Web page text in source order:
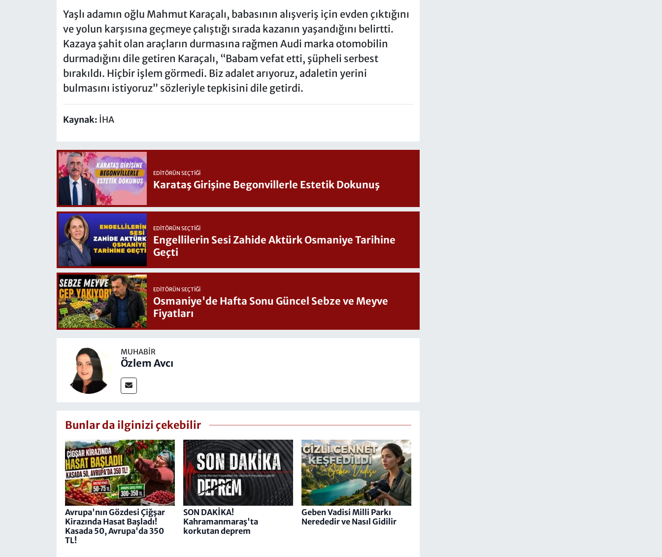
Yaşlı adamın oğlu Mahmut Karaçalı, babasının alışveriş için evden çıktığını
ve yolun karşısına geçmeye çalıştığı sırada kazanın yaşandığını belirtti.
Kazaya şahit olan araçların durmasına rağmen Audi marka otomobilin
durmadığını dile getiren Karaçalı, “Babam vefat etti, şüpheli serbest
bırakıldı. Hiçbir işlem görmedi. Biz adalet arıyoruz, adaletin yerini
bulmasını istiyoruz” sözleriyle tepkisini dile getirdi.
Kaynak: İHA
EDITÖRÜN SEÇTIĞI
Karataş Girişine Begonvillerle Estetik Dokunuş
EDITÖRÜN SEÇTIĞI
Engellilerin Sesi Zahide Aktürk Osmaniye Tarihine
Geçti
EDITÖRÜN SEÇTIĞI
Osmaniye'de Hafta Sonu Güncel Sebze ve Meyve
Fiyatları
MUHABIR
Özlem Avcı
Bunlar da ilginizi çekebilir
Avrupa'nın Gözdesi Çiğşar
Kirazında Hasat Başladı!
Kasada 50, Avrupa'da 350
TL!
SON DAKİKA!
Kahramanmaraş'ta
korkutan deprem
Geben Vadisi Milli Parkı
Nerededir ve Nasıl Gidilir